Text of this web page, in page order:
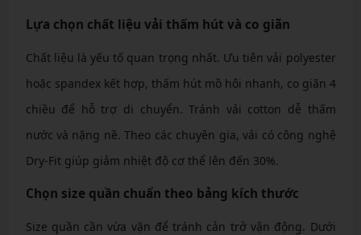
Lựa chọn chất liệu vải thấm hút và co giãn
Chất liệu là yếu tố quan trọng nhất. Ưu tiên vải polyester
hoặc spandex kết hợp, thấm hút mồ hôi nhanh, co giãn 4
chiều để hỗ trợ di chuyển. Tránh vải cotton dễ thấm
nước và nặng nề. Theo các chuyên gia, vải có công nghệ
Dry-Fit giúp giảm nhiệt độ cơ thể lên đến 30%.
Chọn size quần chuẩn theo bảng kích thước
Size quần cần vừa vặn để tránh cản trở vận động. Dưới